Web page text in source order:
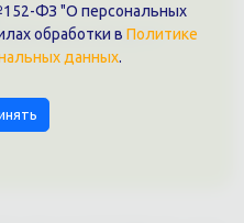
28, оф. 51
ФЗ "О персональных
обработки в Политике
данных.